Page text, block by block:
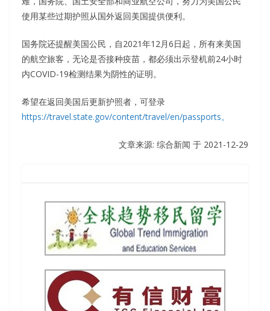
使用某些过期护照从国外返回美国提供便利。
国务院还提醒美国公民，自2021年12月6日起，所有来美国
的航空旅客，无论是否接种疫苗，都必须出示登机前24小时
内COVID-19检测结果为阴性的证明。
希望在返回美国后更新护照者，可登录
https://travel.state.gov/content/travel/en/passports。
文章来源: 综合新闻 于 2021-12-29